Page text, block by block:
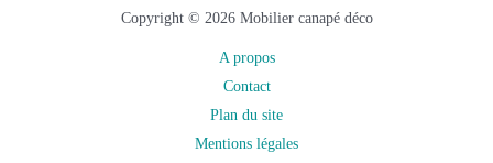
Copyright © 2026 Mobilier canapé déco
A propos
Contact
Plan du site
Mentions légales